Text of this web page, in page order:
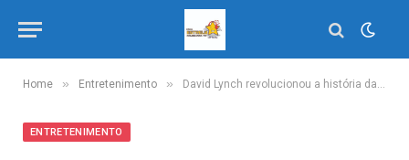
Home » Entretenimento » David Lynch revolucionou a história da tv ao criar a obra-prima ‘Twin Peaks’
ENTRETENIMENTO